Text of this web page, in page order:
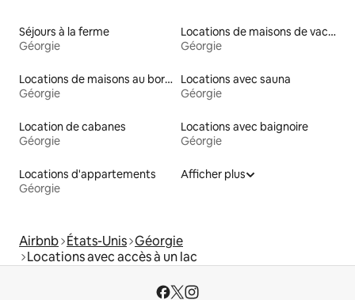
Séjours à la ferme
Géorgie
Locations de maisons de vacances
Géorgie
Locations de maisons au bord d'un lac
Géorgie
Locations avec sauna
Géorgie
Location de cabanes
Géorgie
Locations avec baignoire
Géorgie
Locations d'appartements
Géorgie
Afficher plus
Airbnb États-Unis Géorgie
Locations avec accès à un lac